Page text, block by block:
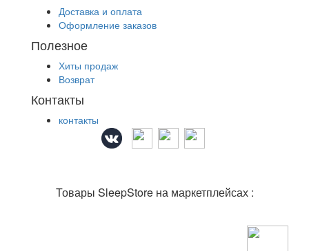
Доставка и оплата
Оформление заказов
Полезное
Хиты продаж
Возврат
Контакты
контакты
Товары SleepStore на маркетплейсах :